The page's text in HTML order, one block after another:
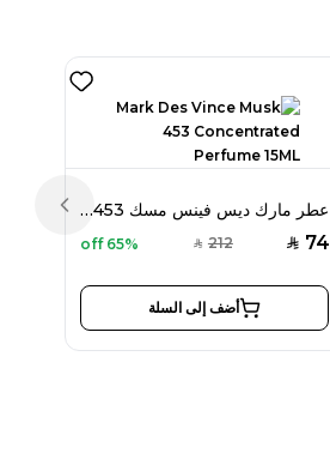
عطر مارك ديس فينس مسك 453 بارفان مركز 15 مل
SAR 74
SAR 212
65% off
أضف إلى السلة
Previous slide